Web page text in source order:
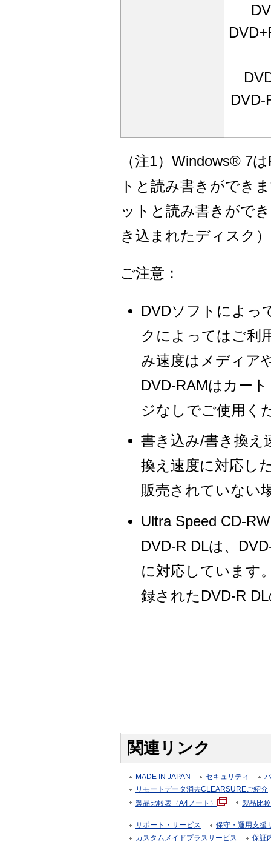
DVD-
（注1）Windows® 7
トと読み書きができ
ットと読み書きがで
き込まれたディスク
ご注意：
DVDソフトによっ
クによってはご利
み速度はメディア
DVD-RAMはカー
ジなしでご使用く
書き込み/書き換え
換え速度に対応し
販売されていない
Ultra Speed CD-
DVD-R DLは、
に対応しています
録されたDVD-R
関連リンク
MADE IN JAPAN セキュリティ
リモートデータ消去CLEARSUREご紹介
製品比較表（A4ノート）
製品比
サポート・サービス
保守・運用支援
カスタムメイドプラスサービス
保証